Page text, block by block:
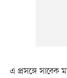
এ প্রসঙ্গে সাবেক